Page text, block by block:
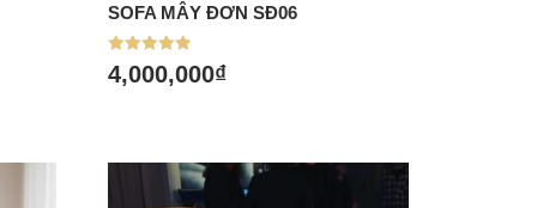
Mua hàng
SOFA MÂY ĐƠN SĐ06
Được xếp
hạng
4,000,000₫